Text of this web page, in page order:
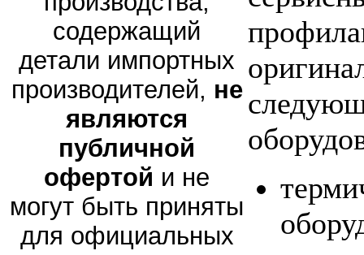
содержащий
детали импортных
производителей, не
являются
публичной
офертой и не
могут быть приняты
для официальных